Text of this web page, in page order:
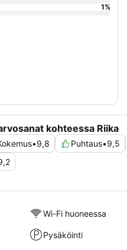
kohteessa Riika
•9,8 Puhtaus•9,5
1%
Wi-Fi huoneessa
Pysäköinti